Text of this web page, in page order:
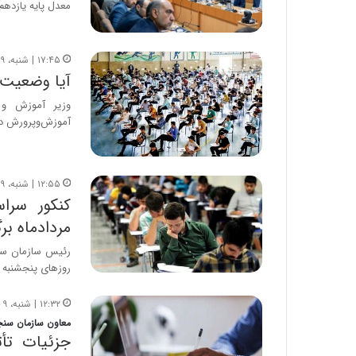
معدل پایه یازدهم
۱۷:۴۵ | شنبه، ۹ خرداد ۱۴۰۵
آیا وضعیت
وزیر آموزش‌
آموزش‌وپرورش
۱۲:۵۵ | شنبه، ۹ خرداد ۱۴۰۵
مردادماه
رئیس سازمان
روزهای پنجشنبه و
۱۲:۳۲ | شنبه، ۹ خرداد ۱۴۰۵
معاون سازمان
جزئیات